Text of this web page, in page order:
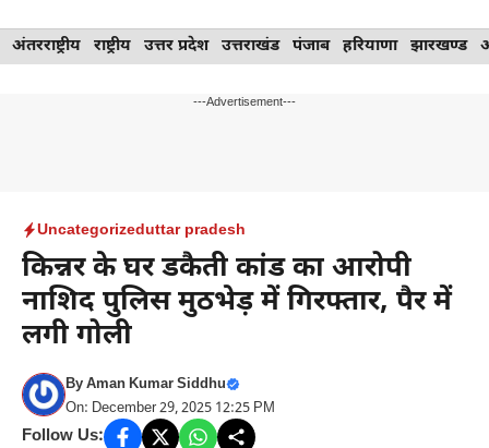
Skip
to
अंतरराष्ट्रीय राष्ट्रीय उत्तर प्रदेश उत्तराखंड पंजाब हरियाणा झारखण्ड
---Advertisement---
Uncategorizeduttar pradesh
किन्नर के घर डकैती कांड का आरोपी
नाशिद पुलिस मुठभेड़ में गिरफ्तार, पैर में
लगी गोली
ByAman Kumar Siddhu
On: December 29, 2025 12:25 PM
Follow Us: